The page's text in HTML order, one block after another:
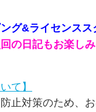
グ&ライセンスス
の日記もお楽し
て】
止対策のため、